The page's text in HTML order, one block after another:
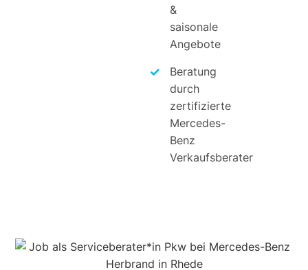
&
saisonale
Angebote
Beratung
durch
zertifizierte
Mercedes-
Benz
Verkaufsberater